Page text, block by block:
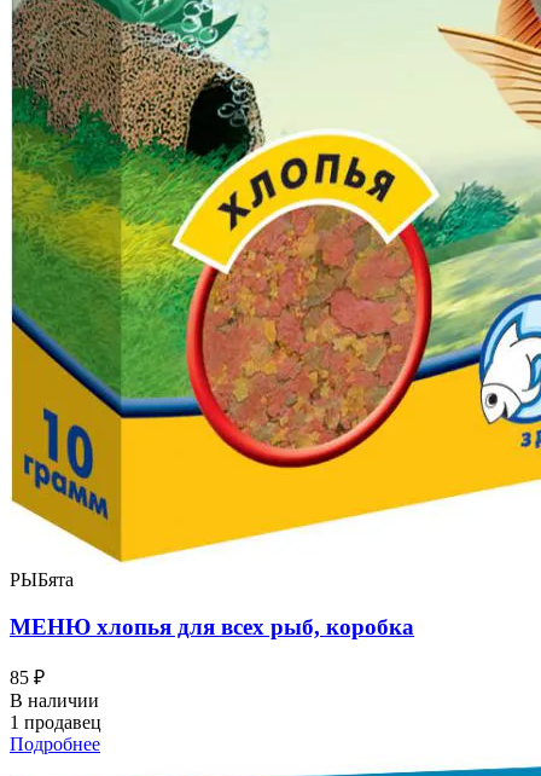
РЫБята
МЕНЮ хлопья для всех рыб, коробка
85 ₽
В наличии
1 продавец
Подробнее